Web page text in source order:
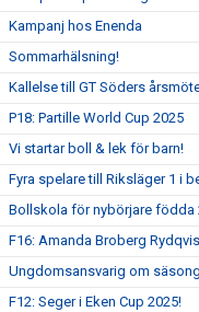
Kampanj hos Enenda
Sommarhälsning!
Kallelse till GT Söders
P18: Partille World Cup 2025
Vi startar boll & lek för barn!
Fyra spelare till Riksläger 1 i
Bollskola för nybörjare födda
F16: Amanda Broberg
Ungdomsansvarig om
F12: Seger i Eken Cup 2025!